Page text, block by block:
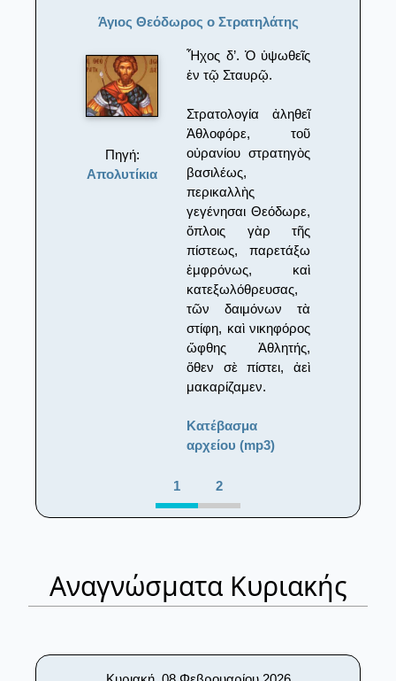
Άγιος Θεόδωρος ο Στρατηλάτης
Πηγή:
Απολυτίκια
Ἦχος δ’. Ὁ ὑψωθεῖς
ἐν τῷ Σταυρῷ.
Στρατολογία ἀληθεῖ
Ἀθλοφόρε, τοῦ
οὐρανίου στρατηγὸς
βασιλέως,
περικαλλὴς
γεγένησαι Θεόδωρε,
ὄπλοις γὰρ τῆς
πίστεως, παρετάξω
ἐμφρόνως, καὶ
κατεξωλόθρευσας,
τῶν δαιμόνων τὰ
στίφη, καὶ νικηφόρος
ὤφθης Ἀθλητής,
ὅθεν σὲ πίστει, ἀεὶ
μακαρίζαμεν.
Κατέβασμα
αρχείου (mp3)
1 2
Αναγνώσματα Κυριακής